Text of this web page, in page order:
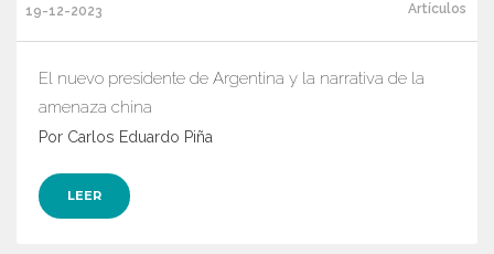
19-12-2023 Artículos
El nuevo presidente de Argentina y la narrativa de la
amenaza china
Por Carlos Eduardo Piña
LEER